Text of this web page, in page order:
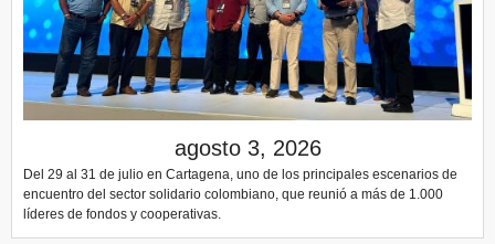
agosto 3, 2026
Del 29 al 31 de julio en Cartagena, uno de los principales escenarios de
encuentro del sector solidario colombiano, que reunió a más de 1.000
líderes de fondos y cooperativas.